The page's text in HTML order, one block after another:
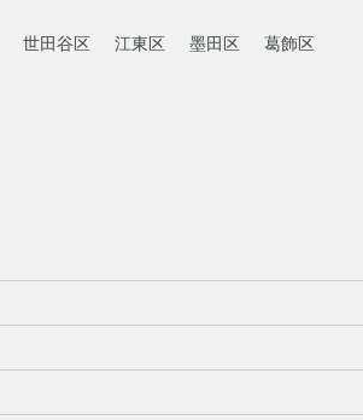
世田谷区 江東区 墨田区 葛飾区